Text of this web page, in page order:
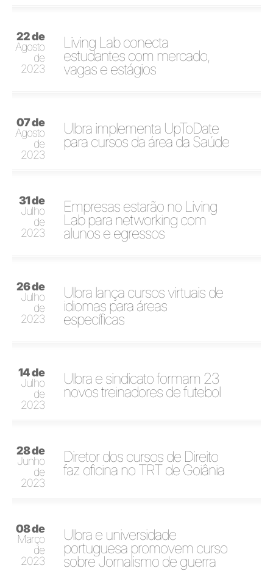
22 de
Agosto
de
2023
Living Lab conecta
estudantes com mercado,
vagas e estágios
07 de
Agosto
de
2023
Ulbra implementa UpToDate
para cursos da área da Saúde
31 de
Julho
de
2023
Empresas estarão no Living
Lab para networking com
alunos e egressos
26 de
Julho
de
2023
Ulbra lança cursos virtuais de
idiomas para áreas
específicas
14 de
Julho
de
2023
Ulbra e sindicato formam 23
novos treinadores de futebol
28 de
Junho
de
2023
Diretor dos cursos de Direito
faz oficina no TRT de Goiânia
08 de
Março
de
2023
Ulbra e universidade
portuguesa promovem curso
sobre Jornalismo de guerra